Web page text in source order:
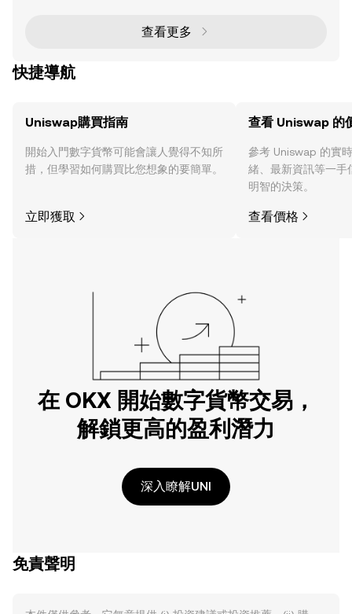
一步。本文將深入探討這次合作的細節、對加密貨幣生
態系統的影響，以及塑造金融科技（Fintech）和去中
查看更多
快捷導航
Uniswap購買指南
開始入門數字貨幣可能會讓人覺得不知所
措，但學習如何購買比您想象的要簡單。
立即獲取
查看 Uniswap 的
參考 Uniswap 的實
緒、最新資訊等一手
明智的決策。
查看價格
在 OKX 開始數字貨幣交易，
解鎖更高的盈利潛力
深入瞭解UNI
免責聲明